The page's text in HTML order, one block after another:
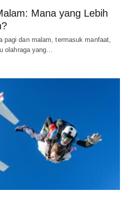
Mana yang Lebih
pagi dan malam, termasuk manfaat,
olahraga yang…